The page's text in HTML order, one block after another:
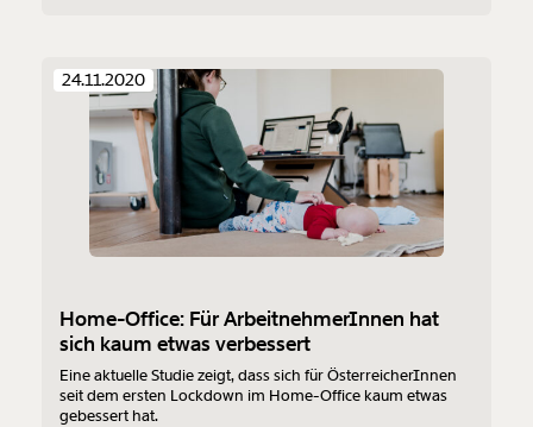
24.11.2020
Home-Office: Für ArbeitnehmerInnen hat
sich kaum etwas verbessert
Eine aktuelle Studie zeigt, dass sich für ÖsterreicherInnen
seit dem ersten Lockdown im Home-Office kaum etwas
gebessert hat.